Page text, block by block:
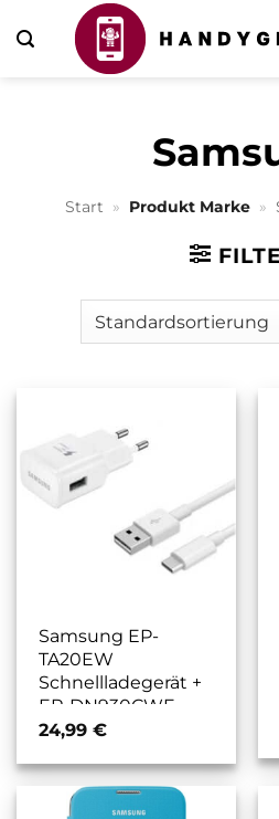
Inhalt
Start » Produkt Marke »
Samsung EP-
TA20EW
Schnellladegerät +
EP-DN930CWE
USB Micro C 3.1
24,99 €